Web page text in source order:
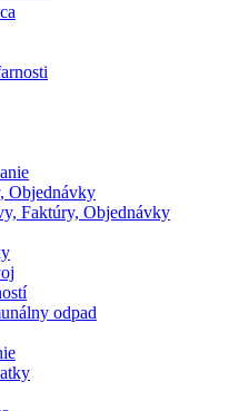
Objednávky
Faktúry, Objednávky
odpad